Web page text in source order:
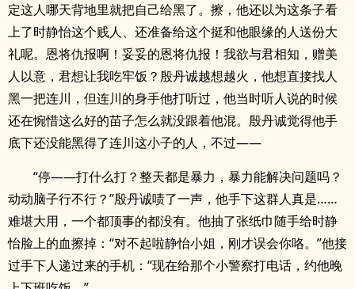
定这人哪天背地里就把自己给黑了。擦，他还以为这条子看
上了时静怡这个贱人、还准备给这个挺和他眼缘的人送份大
礼呢。恩将仇报啊！妥妥的恩将仇报！我欲与君相知，赠美
人以意，君想让我吃牢饭？殷丹诚越想越火，他想直接找人
黑一把连川，但连川的身手他打听过，他当时听人说的时候
还在惋惜这么好的苗子怎么就没跟着他混。殷丹诚觉得他手
底下还没能黑得了连川这小子的人，不过——
“停——打什么打？整天都是暴力，暴力能解决问题吗？
动动脑子行不行？”殷丹诚啧了一声，他手下这群人真是……
难堪大用，一个都顶事的都没有。他抽了张纸巾随手给时静
怡脸上的血擦掉：“对不起啦静怡小姐，刚才误会你咯。”他接
过手下人递过来的手机：“现在给那个小警察打电话，约他晚